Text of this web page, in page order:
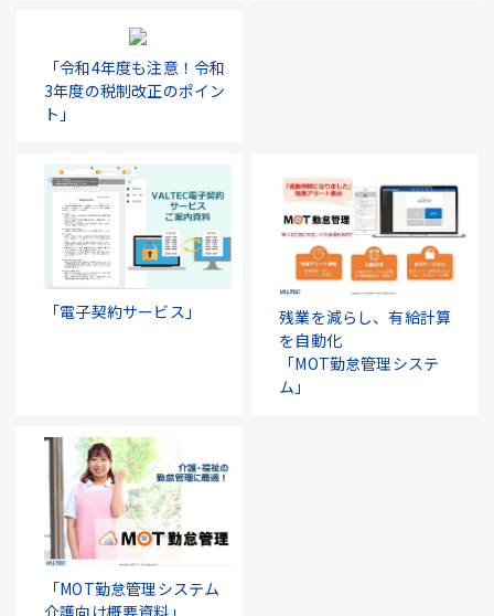
「令和4年度も注意！令和
3年度の税制改正のポイン
ト」
「電子契約サービス」
残業を減らし、有給計算
を自動化
「MOT勤怠管理システ
ム」
「MOT勤怠管理システム